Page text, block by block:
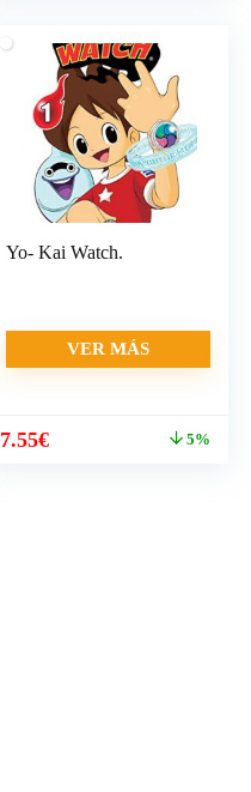
era:
es:
6.60€.
Yo- Kai Watch.
VER MÁS
El
7.55€El
5%